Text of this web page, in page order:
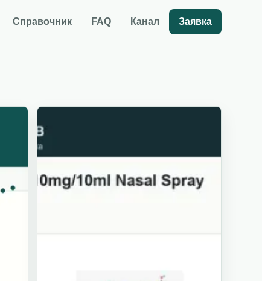
Справочник FAQ Канал Заявка